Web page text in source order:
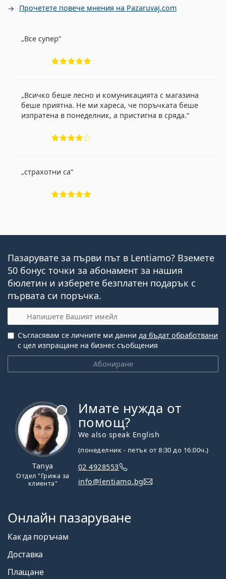
Прочетете повече мнения на Pazaruvaj.com
Все супер
Всичко беше лесно и комуникацията с магазина
беше приятна. Не ми хареса, че поръчката беше
изпратена в понеделник, а пристигна в сряда.
страхотни са
Пазарувате за първи път в Lentiamo? Вземете
50 бонус точки за абонамент за нашия
бюлетин и изберете безплатен подарък с
първата си поръчка.
Имейл
Абониране
Съгласявам се личните ми данни да бъдат обработвани
с цел изпращане на бизнес съобщения
Tanya
Отдел "Грижа за
клиента"
Имате нужда от
помощ?
We also speak English
(понеделник - петък от 8:30 до 16:00ч.)
02 4928553
info@lentiamo.bg
Онлайн пазаруване
Как да поръчам
Доставка
Плащане